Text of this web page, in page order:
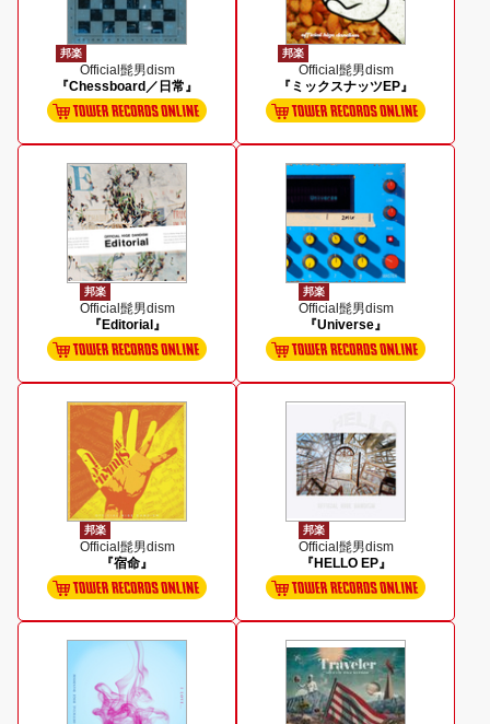
邦楽
Official髭男dism
『Chessboard／日常』
邦楽
Official髭男dism
『ミックスナッツEP』
邦楽
Official髭男dism
『Editorial』
邦楽
Official髭男dism
『Universe』
邦楽
Official髭男dism
『宿命』
邦楽
Official髭男dism
『HELLO EP』